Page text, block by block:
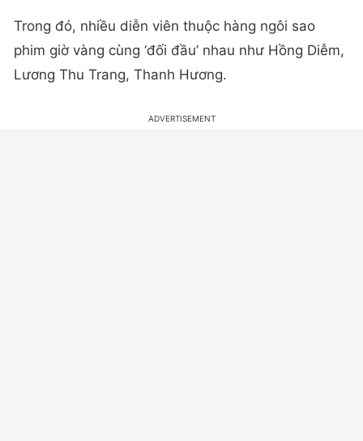
Trong đó, nhiều diễn viên thuộc hàng ngôi sao
phim giờ vàng cùng ‘đối đầu’ nhau như Hồng Diễm,
Lương Thu Trang, Thanh Hương.